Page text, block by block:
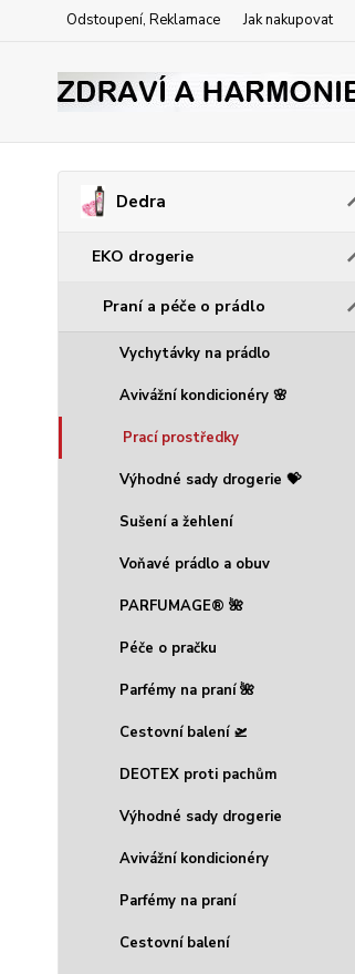
Odstoupení, Reklamace Jak nakupovat
Dedra
EKO drogerie
Praní a péče o prádlo
Vychytávky na prádlo
Avivážní kondicionéry 🌸
Prací prostředky
Výhodné sady drogerie 💝
Sušení a žehlení
Voňavé prádlo a obuv
PARFUMAGE® 🌺
Péče o pračku
Parfémy na praní 🌺
Cestovní balení 🛫
DEOTEX proti pachům
Výhodné sady drogerie
Avivážní kondicionéry
Parfémy na praní
Cestovní balení